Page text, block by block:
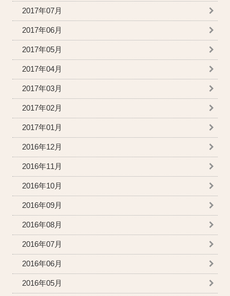
2017年07月
2017年06月
2017年05月
2017年04月
2017年03月
2017年02月
2017年01月
2016年12月
2016年11月
2016年10月
2016年09月
2016年08月
2016年07月
2016年06月
2016年05月